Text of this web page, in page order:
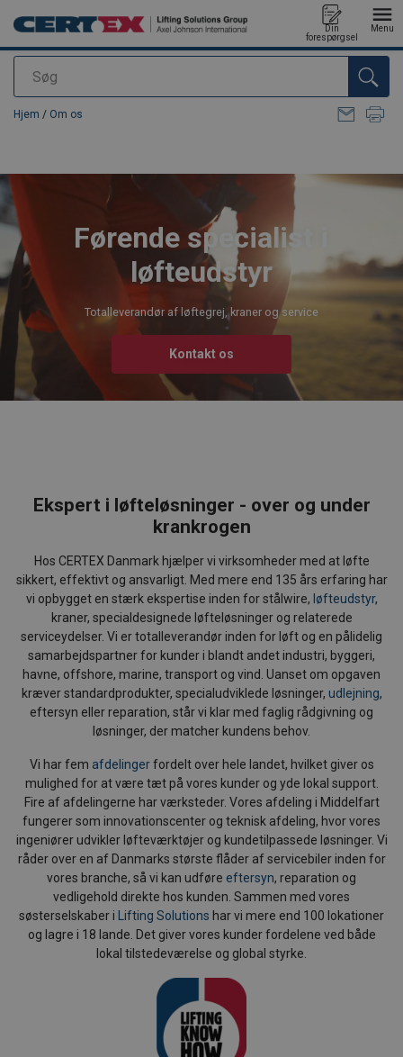
Søg
Din
forespørgsel
Menu
Produktet blev tilføjet til din forespørgsel
Hjem / Om os
Førende specialist i
løfteudstyr
Totalleverandør af løftegrej, kraner og service
Kontakt os
Ekspert i løfteløsninger - over og under
krankrogen
Hos CERTEX Danmark hjælper vi virksomheder med at løfte
sikkert, effektivt og ansvarligt. Med mere end 135 års erfaring har
vi opbygget en stærk ekspertise inden for stålwire, løfteudstyr,
kraner, specialdesignede løfteløsninger og relaterede
serviceydelser. Vi er totalleverandør inden for løft og en pålidelig
samarbejdspartner for kunder i blandt andet industri, byggeri,
havne, offshore, marine, transport og vind. Uanset om opgaven
kræver standardprodukter, specialudviklede løsninger, udlejning,
eftersyn eller reparation, står vi klar med faglig rådgivning og
løsninger, der matcher kundens behov.
Vi har fem afdelingerfordelt over hele landet, hvilket giver os
mulighed for at være tæt på vores kunder og yde lokal support.
Fire af afdelingerne har værksteder. Vores afdeling i Middelfart
fungerer som innovationscenter og teknisk afdeling, hvor vores
ingeniører udvikler løfteværktøjer og kundetilpassede løsninger. Vi
råder over en af Danmarks største flåder af servicebiler inden for
vores branche, så vi kan udføre eftersyn, reparation og
vedligehold direkte hos kunden. Sammen med vores
søsterselskaber i
Lifting Solutions har vi mere end 100 lokationer
og lagre i 18 lande. Det giver vores kunder fordelene ved både
lokal tilstedeværelse og global styrke.